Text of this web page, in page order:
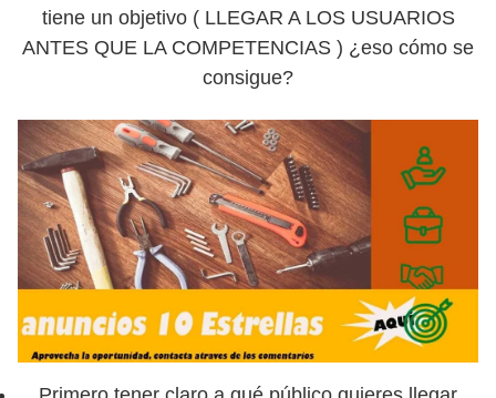
tiene un objetivo ( LLEGAR A LOS USUARIOS
ANTES QUE LA COMPETENCIAS ) ¿eso cómo se
consigue?